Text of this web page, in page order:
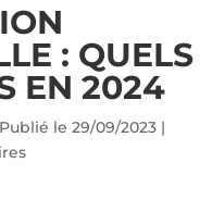
: QUELS
EN 2024
le 29/09/2023 |